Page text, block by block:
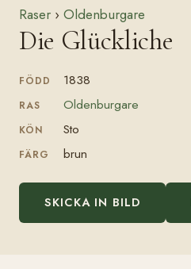
Raser › Oldenburgare
Die Glückliche
FÖDD 1838
RAS Oldenburgare
KÖN Sto
FÄRG brun
SKICKA IN BILD